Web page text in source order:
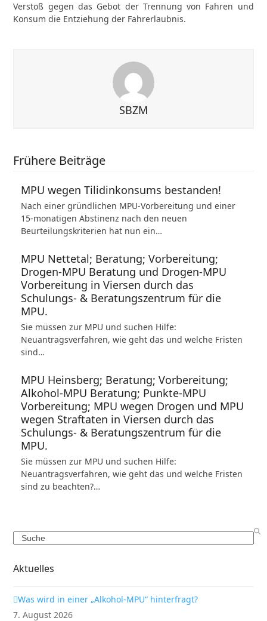
Verstoß gegen das Gebot der Trennung von Fahren und
Konsum die Entziehung der Fahrerlaubnis.
SBZM
Frühere Beiträge
MPU wegen Tilidinkonsums bestanden!
Nach einer gründlichen MPU-Vorbereitung und einer
15-monatigen Abstinenz nach den neuen
Beurteilungskriterien hat nun ein…
MPU Nettetal; Beratung; Vorbereitung;
Drogen-MPU Beratung und Drogen-MPU
Vorbereitung in Viersen durch das
Schulungs- & Beratungszentrum für die
MPU.
Sie müssen zur MPU und suchen Hilfe:
Neuantragsverfahren, wie geht das und welche Fristen
sind…
MPU Heinsberg; Beratung; Vorbereitung;
Alkohol-MPU Beratung; Punkte-MPU
Vorbereitung; MPU wegen Drogen und MPU
wegen Straftaten in Viersen durch das
Schulungs- & Beratungszentrum für die
MPU.
Sie müssen zur MPU und suchen Hilfe:
Neuantragsverfahren, wie geht das und welche Fristen
sind zu beachten?…
Search
Aktuelles
Was wird in einer „Alkohol-MPU“ hinterfragt?
7. August 2026